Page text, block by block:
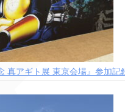
真アギト展 東京会場』参加記